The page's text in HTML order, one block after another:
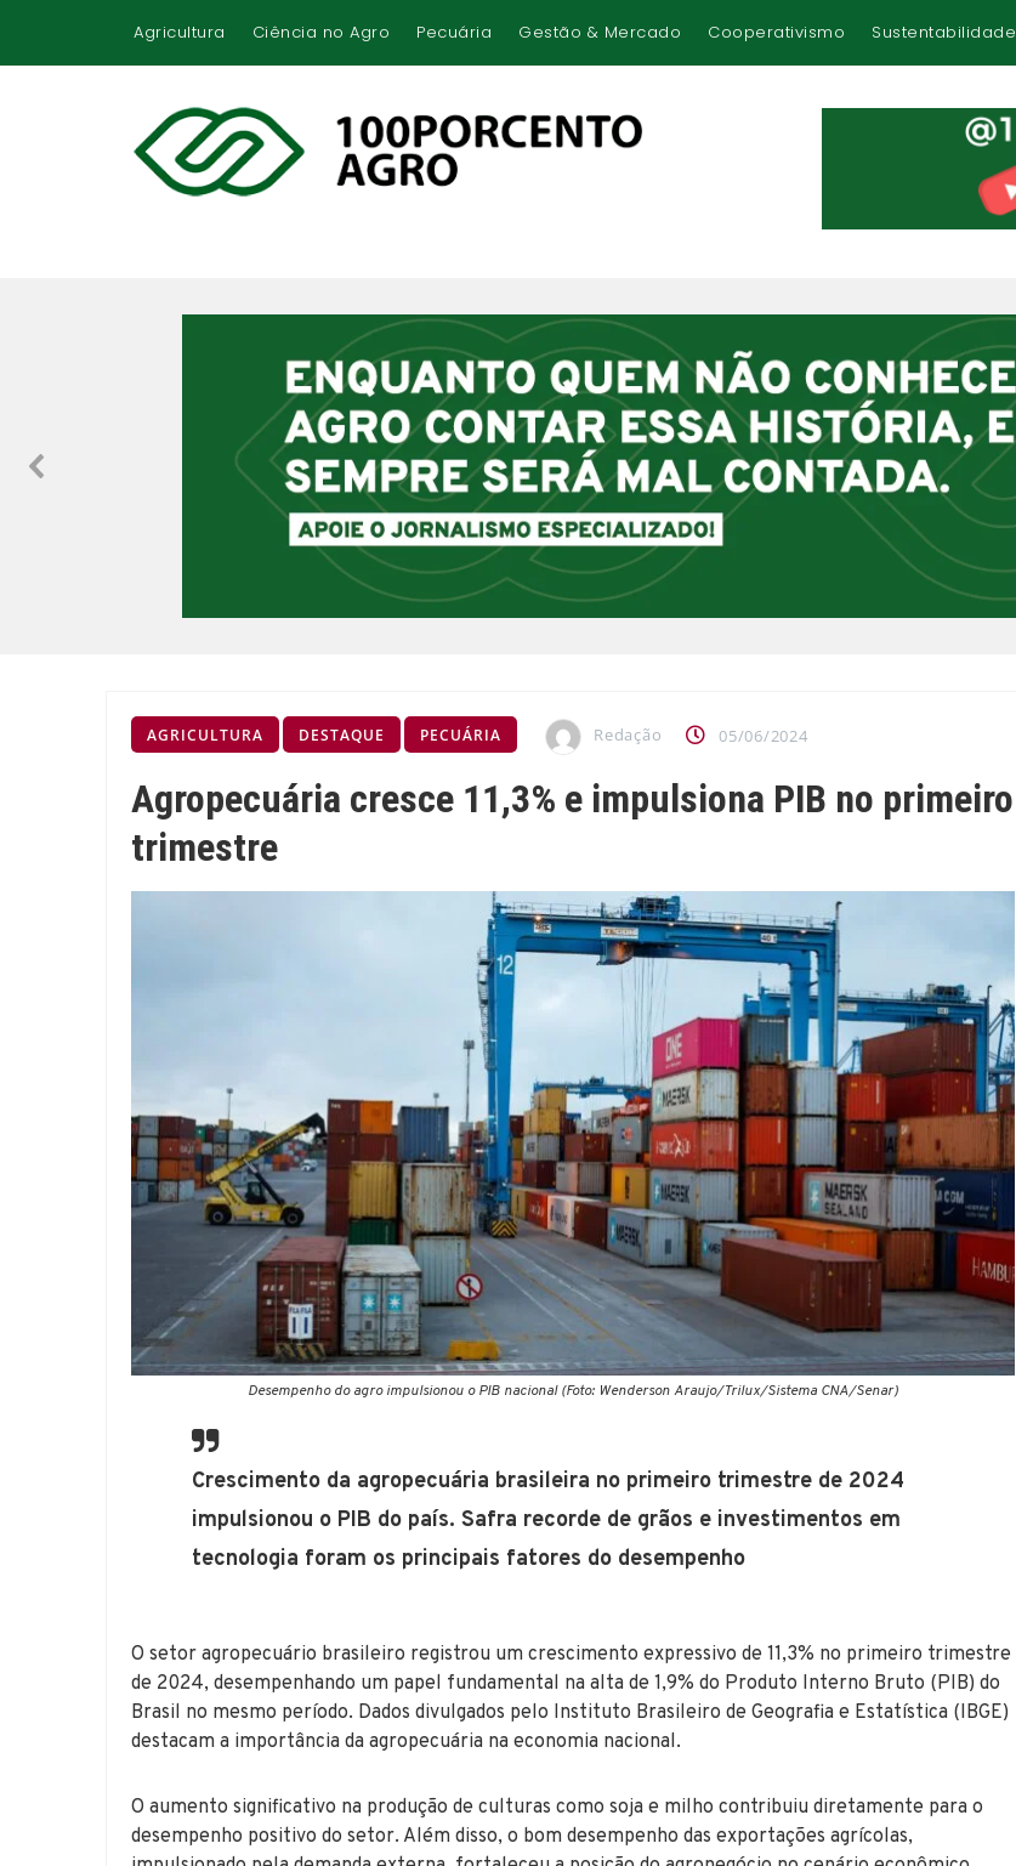
Agricultura Ciência no Agro Pecuária Gestão & Mercado Cooperativismo Sustentabilidade
AGRICULTURA DESTAQUE PECUÁRIA Redação 05/06/2024
Agropecuária cresce 11,3% e impulsiona PIB no primeiro
trimestre
Desempenho do agro impulsionou o PIB nacional (Foto: Wenderson Araujo/Trilux/Sistema CNA/Senar)
Crescimento da agropecuária brasileira no primeiro trimestre de 2024
impulsionou o PIB do país. Safra recorde de grãos e investimentos em
tecnologia foram os principais fatores do desempenho
O setor agropecuário brasileiro registrou um crescimento expressivo de 11,3% no primeiro trimestre
de 2024, desempenhando um papel fundamental na alta de 1,9% do Produto Interno Bruto (PIB) do
Brasil no mesmo período. Dados divulgados pelo Instituto Brasileiro de Geografia e Estatística (IBGE)
destacam a importância da agropecuária na economia nacional.
O aumento significativo na produção de culturas como soja e milho contribuiu diretamente para o
desempenho positivo do setor. Além disso, o bom desempenho das exportações agrícolas,